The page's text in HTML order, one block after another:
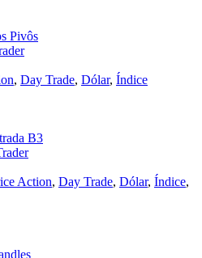
, Day Trade, Dólar, Índice
Action, Day Trade, Dólar, Índice,